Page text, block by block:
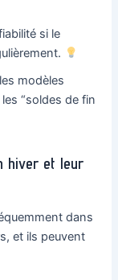
si le
modèles
“soldes de fin
hiver et leur
dans
et ils peuvent